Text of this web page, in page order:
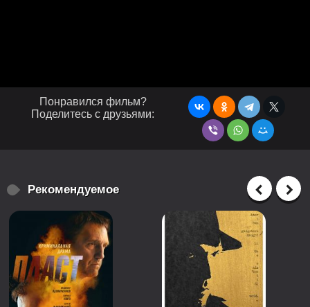
Понравился фильм?
Поделитесь с друзьями:
Рекомендуемое